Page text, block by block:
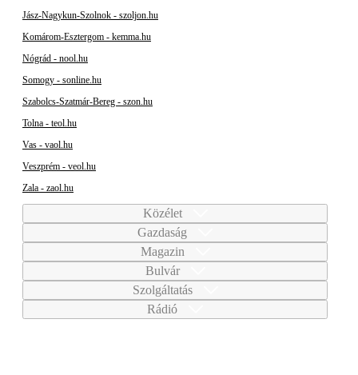
Jász-Nagykun-Szolnok - szoljon.hu
Komárom-Esztergom - kemma.hu
Nógrád - nool.hu
Somogy - sonline.hu
Szabolcs-Szatmár-Bereg - szon.hu
Tolna - teol.hu
Vas - vaol.hu
Veszprém - veol.hu
Zala - zaol.hu
Közélet
Gazdaság
Magazin
Bulvár
Szolgáltatás
Rádió